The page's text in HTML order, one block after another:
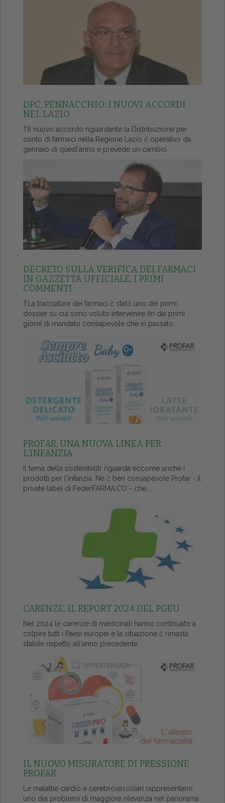
DPC, PENNACCHIO: I NUOVI ACCORDI
NEL LAZIO
ŤIl nuovo accordo riguardante la Distribuzione per
conto di farmaci nella Regione Lazio č operativo da
gennaio di quest'anno e prevede un cambio...
DECRETO SULLA VERIFICA DEI FARMACI
IN GAZZETTA UFFICIALE, I PRIMI
COMMENTI
ŤLa tracciatura dei farmaci č stato uno dei primi
dossier su cui sono voluto intervenire fin dai primi
giorni di mandato consapevole che in passato...
PROFAR, UNA NUOVA LINEA PER
L’INFANZIA
Il tema della sostenibilitŕ riguarda eccome anche i
prodotti per l'infanzia. Ne č ben consapevole Profar - il
private label di FederFARMA.CO - che...
CARENZE, IL REPORT 2024 DEL PGEU
Nel 2024 le carenze di medicinali hanno continuato a
colpire tutti i Paesi europei e la situazione č rimasta
stabile rispetto all'anno precedente...
IL NUOVO MISURATORE DI PRESSIONE
PROFAR
Le malattie cardio e cerebrovascolari rappresentano
uno dei problemi di maggiore rilevanza nel panorama